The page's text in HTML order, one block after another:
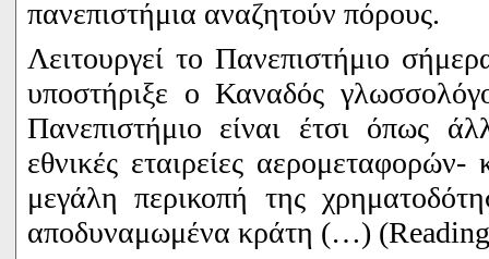
πανεπιστήμια αναζητούν πόρους.
Λειτουργεί το Πανεπιστήμιο
υποστήριξε ο Καναδός
Πανεπιστήμιο είναι έτσι όπως
εθνικές εταιρείες
μεγάλη περικοπή της
αποδυναμωμένα κράτη (…) (Reading